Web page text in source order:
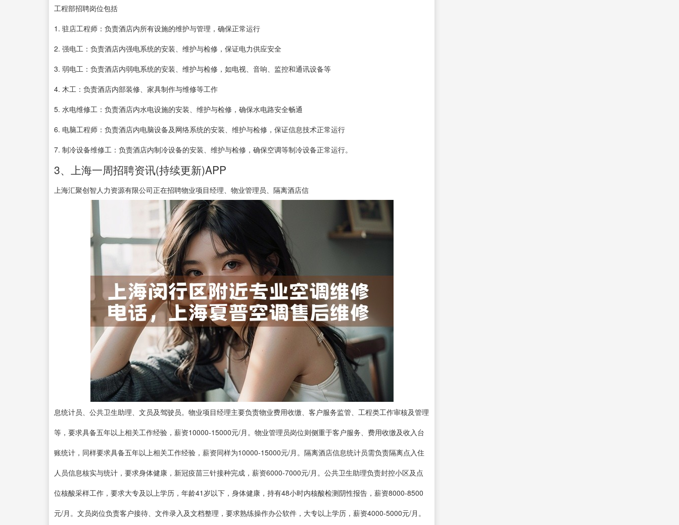
工程部招聘岗位包括
1. 驻店工程师：负责酒店内所有设施的维护与管理，确保正常运行
2. 强电工：负责酒店内强电系统的安装、维护与检修，保证电力供应安全
3. 弱电工：负责酒店内弱电系统的安装、维护与检修，如电视、音响、监控和通讯设备等
4. 木工：负责酒店内部装修、家具制作与维修等工作
5. 水电维修工：负责酒店内水电设施的安装、维护与检修，确保水电路安全畅通
6. 电脑工程师：负责酒店内电脑设备及网络系统的安装、维护与检修，保证信息技术正常运行
7. 制冷设备维修工：负责酒店内制冷设备的安装、维护与检修，确保空调等制冷设备正常运行。
3、上海一周招聘资讯(持续更新)APP
上海汇聚创智人力资源有限公司正在招聘物业项目经理、物业管理员、隔离酒店信
息统计员、公共卫生助理、文员及驾驶员。物业项目经理主要负责物业费用收缴、客户服务监管、工程类工作审核及管理
等，要求具备五年以上相关工作经验，薪资10000-15000元/月。物业管理员岗位则侧重于客户服务、费用收缴及收入台
账统计，同样要求具备五年以上相关工作经验，薪资同样为10000-15000元/月。隔离酒店信息统计员需负责隔离点入住
人员信息核实与统计，要求身体健康，新冠疫苗三针接种完成，薪资6000-7000元/月。公共卫生助理负责封控小区及点
位核酸采样工作，要求大专及以上学历，年龄41岁以下，身体健康，持有48小时内核酸检测阴性报告，薪资8000-8500
元/月。文员岗位负责客户接待、文件录入及文档整理，要求熟练操作办公软件，大专以上学历，薪资4000-5000元/月。